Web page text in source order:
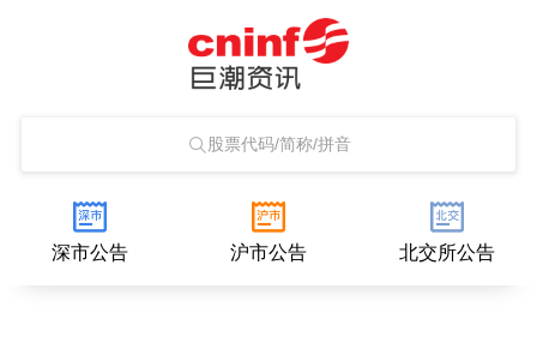
股票代码/简称/拼音
深市公告 沪市公告 北交所公告